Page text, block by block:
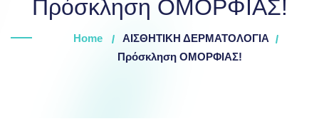
Πρόσκληση ΟΜΟΡΦΙΑΣ!
Home
ΑΙΣΘΗΤΙΚΗ ΔΕΡΜΑΤΟΛΟΓΙΑ
Πρόσκληση ΟΜΟΡΦΙΑΣ!